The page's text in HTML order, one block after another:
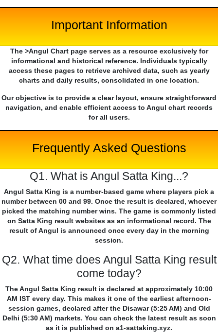
Important Information
The >Angul Chart page serves as a resource exclusively for
informational and historical reference. Individuals typically
access these pages to retrieve archived data, such as yearly
charts and daily results, consolidated in one location.
Our objective is to provide a clear layout, ensure straightforward
navigation, and enable efficient access to Angul chart records
for all users.
Frequently Asked Questions
Q1. What is Angul Satta King...?
Angul Satta King is a number-based game where players pick a
number between 00 and 99. Once the result is declared, whoever
picked the matching number wins. The game is commonly listed
on Satta King result websites as an informational record. The
result of Angul is announced once every day in the morning
session.
Q2. What time does Angul Satta King result
come today?
The Angul Satta King result is declared at approximately 10:00
AM IST every day. This makes it one of the earliest afternoon-
session games, declared after the Disawar (5:25 AM) and Old
Delhi (5:30 AM) markets. You can check the latest result as soon
as it is published on a1-sattaking.xyz.